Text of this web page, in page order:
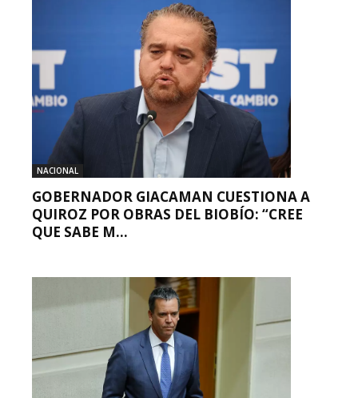
NACIONAL
GOBERNADOR GIACAMAN CUESTIONA A
QUIROZ POR OBRAS DEL BIOBÍO: “CREE
QUE SABE M...